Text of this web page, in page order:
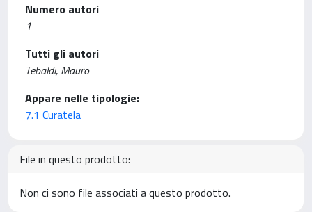
Numero autori
1
Tutti gli autori
Tebaldi, Mauro
Appare nelle tipologie:
7.1 Curatela
File in questo prodotto:
Non ci sono file associati a questo prodotto.